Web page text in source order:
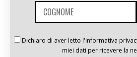
Dichiaro di aver letto l'informativa
miei dati per ricevere la